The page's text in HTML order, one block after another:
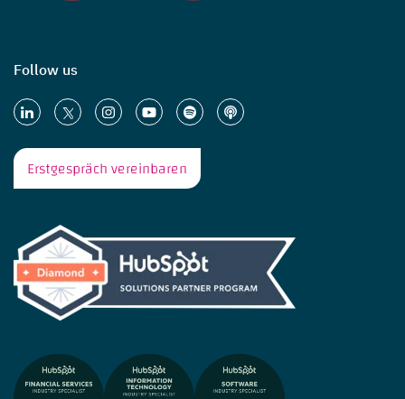
Follow us
Erstgespräch vereinbaren